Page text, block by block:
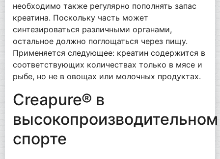
необходимо также регулярно пополнять запас
креатина. Поскольку часть может
синтезироваться различными органами,
остальное должно поглощаться через пищу.
Применяется следующее: креатин содержится в
соответствующих количествах только в мясе и
рыбе, но не в овощах или молочных продуктах.
Creapure® в
высокопроизводительном
спорте